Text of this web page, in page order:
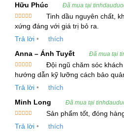
Sản Lượng Cung Cấp:
Hạn Dùng : 02 năm từ ngày
Hàm Lượng Hoạt Chất
nhà cung cấp
Xuất Xứ: Việt Nam, Ấn Độ
ISO 22000:2005, Kosher,
3. Công Dụng Và Lợi Ích
Tinh dầu nữ lang có một loạt
trợ giấc ngủ, giảm căng
khỏe tổng thể. Dưới đây là
Hữu Phúc
Đã mua tại
Được xếp
hạng5 5
Tinh dầu nguyên chất,
xứng đáng với giá trị bỏ ra.
Trả lời •
thích
Anna – Ánh Tuyết
Đã mua tại
Được xếp
hạng 55
Đội ngũ chăm sóc
hướng dẫn kỹ lưỡng cách bảo
Trả lời •
thích
Minh Long
Đã mua tại
hạng
55
Sản phẩm tốt, đóng
Trả lời • thích